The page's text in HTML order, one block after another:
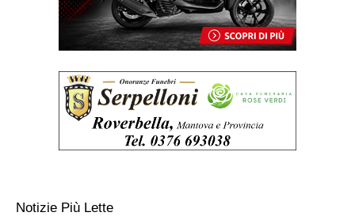
Notizie Più Lette